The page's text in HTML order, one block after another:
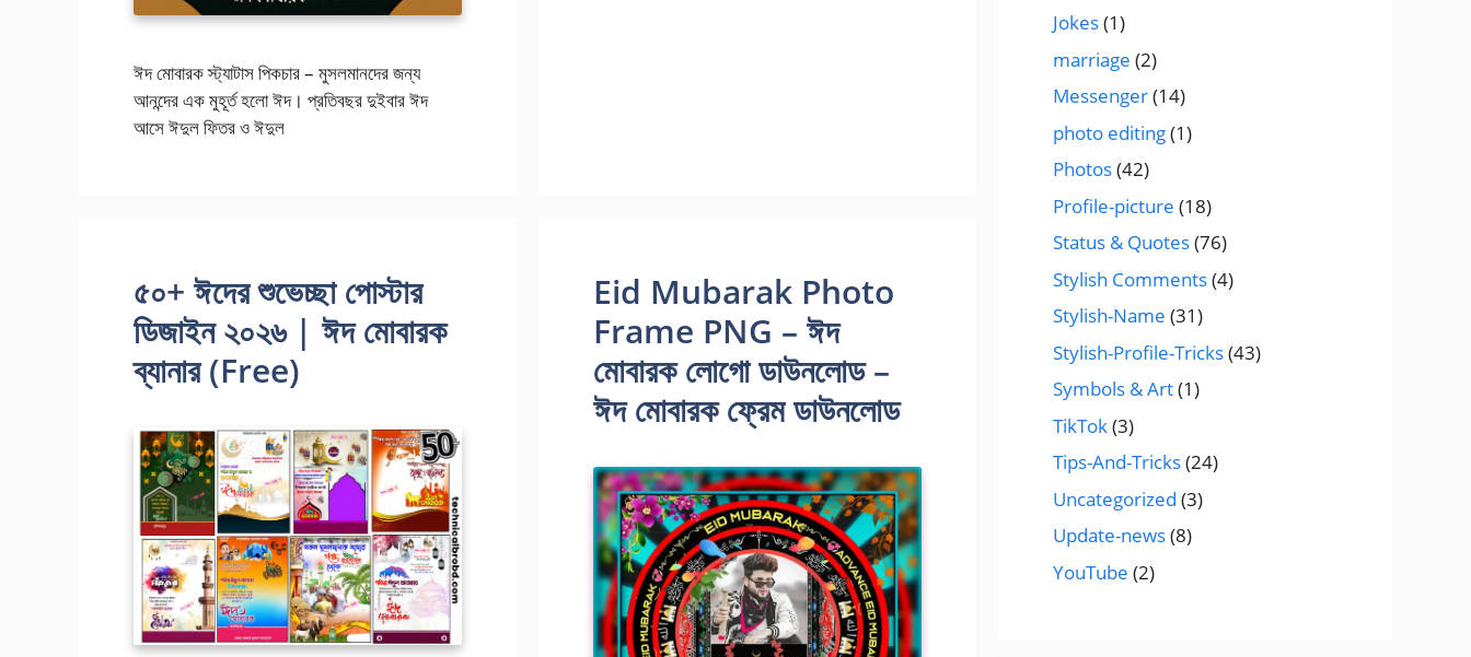
ঈদ মোবারক স্ট্যাটাস পিকচার – মুসলমানদের জন্য
আনন্দের এক মুহূর্ত হলো ঈদ। প্রতিবছর দুইবার ঈদ
আসে ঈদুল ফিতর ও ঈদুল
৫০+ ঈদের শুভেচ্ছা পোস্টার
ডিজাইন ২০২৬ | ঈদ মোবারক
ব্যানার (Free)
Eid Mubarak Photo
Frame PNG – ঈদ
মোবারক লোগো ডাউনলোড –
ঈদ মোবারক ফ্রেম ডাউনলোড
Jokes(1)
marriage (2)
Messenger(14)
photo editing(1)
Photos(42)
Profile-picture (18)
Status & Quotes(76)
Stylish Comments(4)
Stylish-Name (31)
Stylish-Profile-Tricks(43)
Symbols & Art(1)
TikTok(3)
Tips-And-Tricks(24)
Uncategorized (3)
Update-news(8)
YouTube (2)